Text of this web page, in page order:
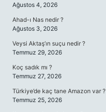
Ağustos 4, 2026
Ahad-ı Nas nedir ?
Ağustos 3, 2026
Veysi Aktaş’ın suçu nedir ?
Temmuz 29, 2026
Koç sadık mı ?
Temmuz 27, 2026
Türkiye’de kaç tane Amazon var ?
Temmuz 25, 2026